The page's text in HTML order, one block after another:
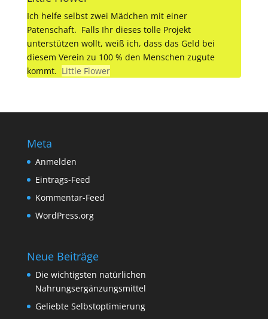
Ich helfe selbst zwei Mädchen mit einer
Patenschaft. Falls Ihr dieses tolle Projekt
unterstützen wollt, weiß ich, dass das Geld bei
diesem Verein zu 100 % den Menschen zugute
kommt. Little Flower
Meta
Anmelden
Eintrags-Feed
Kommentar-Feed
WordPress.org
Neue Beiträge
Die wichtigsten natürlichen
Nahrungsergänzungsmittel
Geliebte Selbstoptimierung